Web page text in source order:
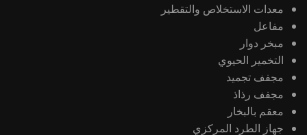
معدات الاستخلاص والتقطير
مفاعل
مبخر دوار
التخمير الحيوي
مجفف تجميد
مجفف رذاذ
معقم بالبخار
جهاز الطرد المركزي